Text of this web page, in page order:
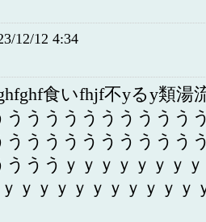
12/12 4:34
食いfhjf不yるy類湯
うううううううううう
うううううううううう
ううｙｙｙｙｙｙｙ
ｙｙｙｙｙｙｙｙｙｙ